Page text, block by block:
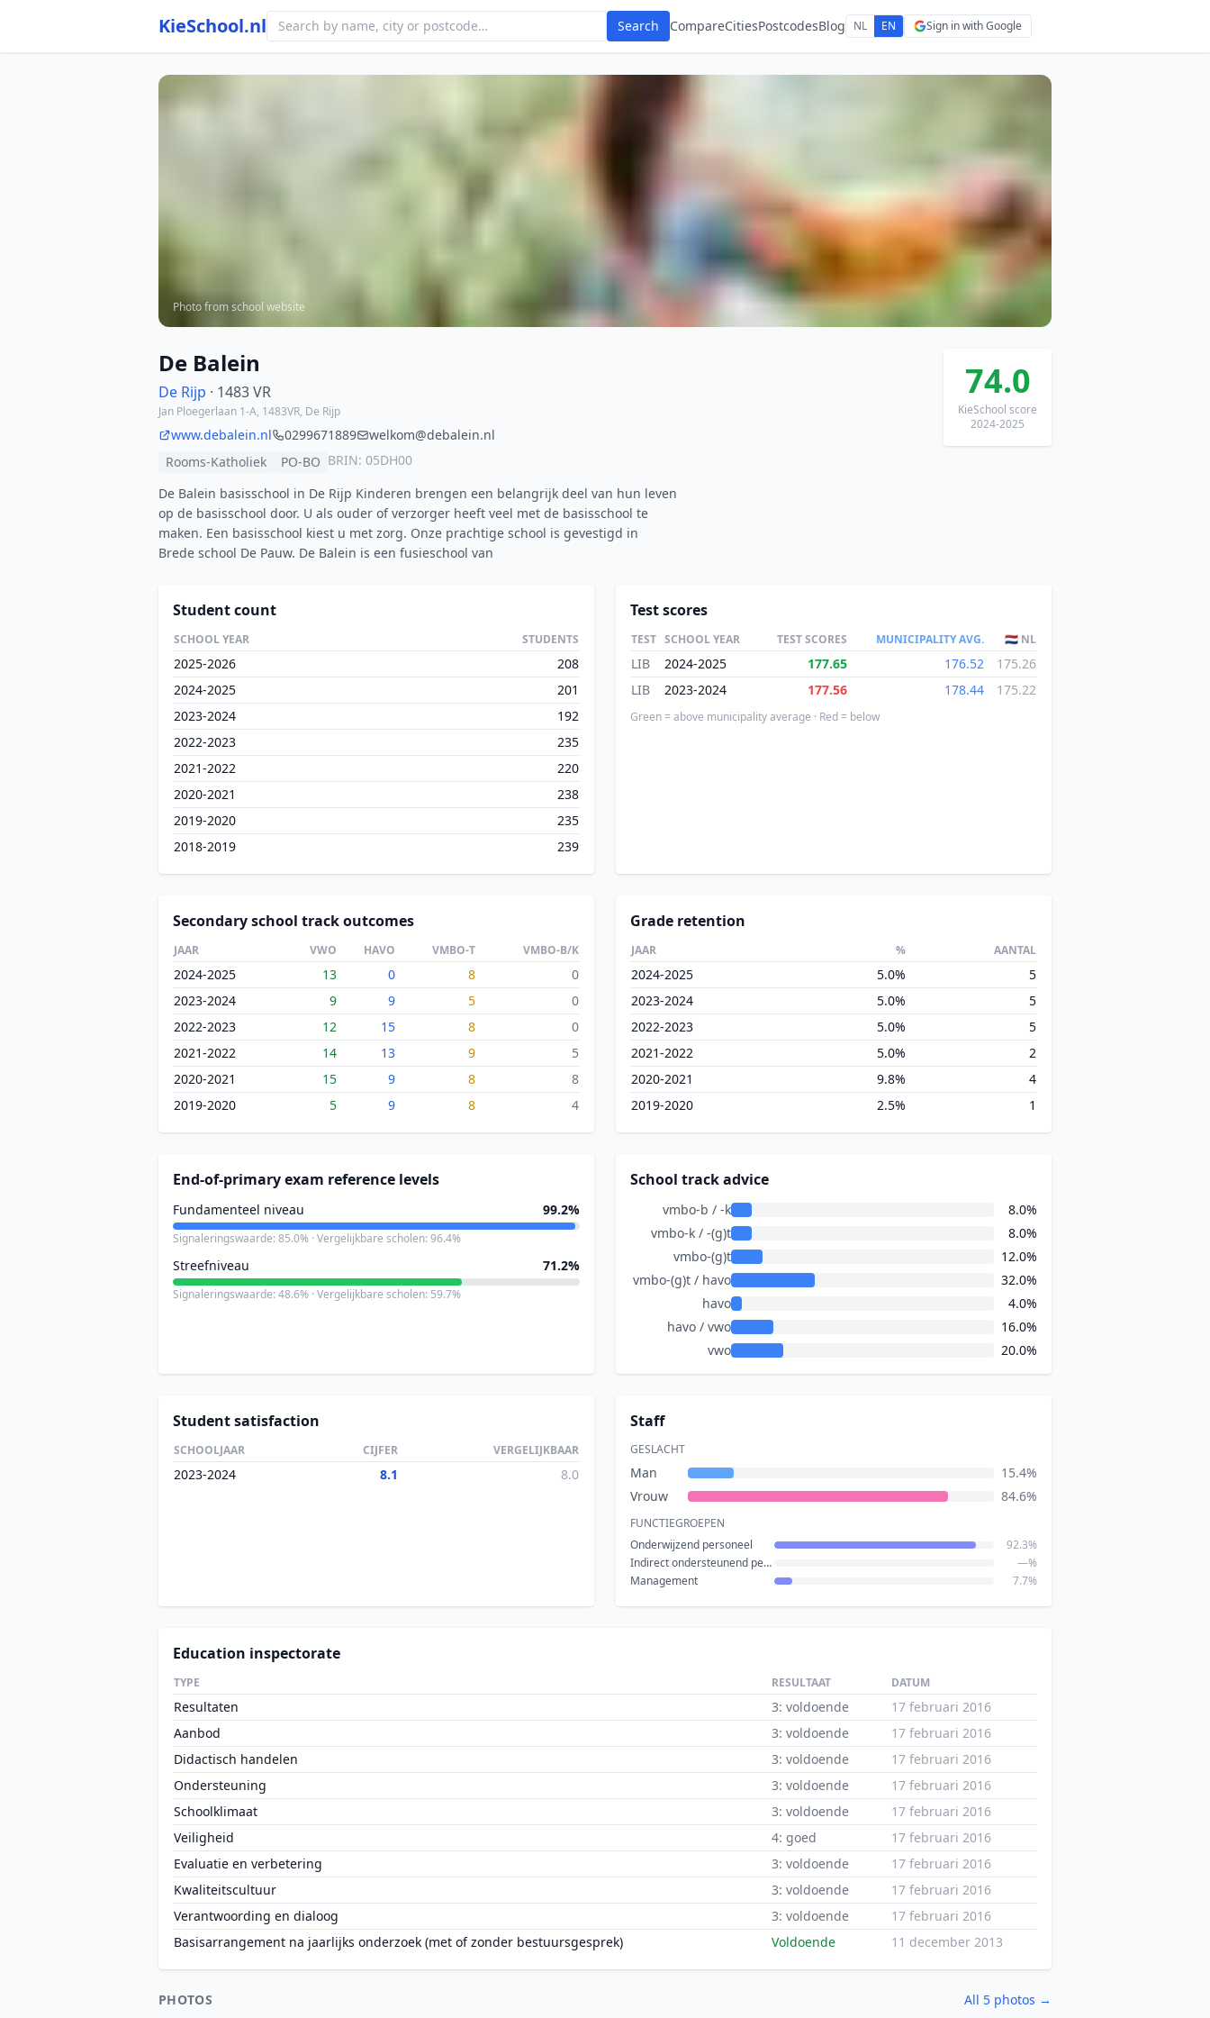
KieSchool.nl Search CompareCitiesPostcodesBlog NL EN Sign in with Google
Photo from school website
De Balein
De Rijp · 1483 VR
Jan Ploegerlaan 1-A, 1483VR, De Rijp
www.debalein.nl 0299671889
welkom@debalein.nl
Rooms-Katholiek
PO-BO BRIN: 05DH00
De Balein basisschool in De Rijp Kinderen brengen een belangrijk deel van hun leven
op de basisschool door. U als ouder of verzorger heeft veel met de basisschool te
maken. Een basisschool kiest u met zorg. Onze prachtige school is gevestigd in
Brede school De Pauw. De Balein is een fusieschool van
74.0
KieSchool score
2024-2025
Student count
SCHOOL YEAR STUDENTS
2025-2026
208
2024-2025
201
2023-2024
192
2022-2023
235
2021-2022
220
2020-2021
238
2019-2020
235
2018-2019
239
Test scores
TEST SCHOOL YEAR TEST SCORES MUNICIPALITY AVG. 🇳🇱 NL
LIB 2024-2025 177.65 176.52
175.26
LIB
2023-2024 177.56 178.44 175.22
Green = above municipality average · Red = below
Secondary school track outcomes
JAAR VWO HAVO VMBO-T VMBO-B/K
2024-2025 13 0 8
0
2023-2024
9 9 5
0
2022-2023
12 15 8
0
2021-2022
14 13 9
5
2020-2021
15 9 8
8
2019-2020
5 9 8 4
Grade retention
JAAR % AANTAL
2024-2025 5.0%
5
2023-2024
5.0%
5
2022-2023
5.0%
5
2021-2022
5.0%
2
2020-2021
9.8%
4
2019-2020
2.5% 1
End-of-primary exam reference levels
Fundamenteel niveau 99.2%
Signaleringswaarde: 85.0% · Vergelijkbare scholen: 96.4%
Streefniveau 71.2%
Signaleringswaarde: 48.6% · Vergelijkbare scholen: 59.7%
School track advice
vmbo-b / -k
8.0%
vmbo-k / -(g)t
8.0%
vmbo-(g)t
12.0%
vmbo-(g)t / havo
32.0%
havo
4.0%
havo / vwo
16.0%
vwo
20.0%
Student satisfaction
SCHOOLJAAR CIJFER VERGELIJKBAAR
2023-2024 8.1 8.0
Staff
GESLACHT
Man
15.4%
Vrouw
84.6%
FUNCTIEGROEPEN
Onderwijzend personeel
92.3%
Indirect ondersteunend personeel
—%
Management
7.7%
Education inspectorate
TYPE RESULTAAT DATUM
Resultaten 3: voldoende
17 februari 2016
Aanbod
3: voldoende
17 februari 2016
Didactisch handelen
3: voldoende
17 februari 2016
Ondersteuning
3: voldoende
17 februari 2016
Schoolklimaat
3: voldoende
17 februari 2016
Veiligheid
4: goed
17 februari 2016
Evaluatie en verbetering
3: voldoende
17 februari 2016
Kwaliteitscultuur
3: voldoende
17 februari 2016
Verantwoording en dialoog
3: voldoende
17 februari 2016
Basisarrangement na jaarlijks onderzoek (met of zonder bestuursgesprek)
Voldoende 11 december 2013
PHOTOS All 5 photos →